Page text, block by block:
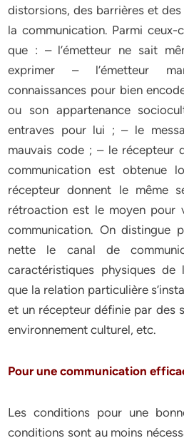
distorsions, des barrières et
la communication. Parmi
que : – l’émetteur ne sait
exprimer – l’émetteur
connaissances pour bien
ou son appartenance
entraves pour lui ; – le
mauvais code ; – le récepteur
communication est obtenue
récepteur donnent le même
rétroaction est le moyen pour
communication. On distingue
nette le canal de
caractéristiques physiques de
que la relation particulière
et un récepteur définie par des
environnement culturel, etc.
Pour une communication
Les conditions pour une
conditions sont au moins